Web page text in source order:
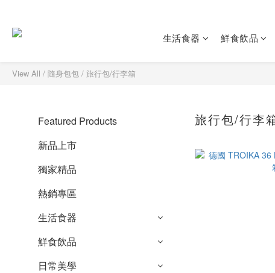
生活食器 鮮食飲品
View All / 隨身包包 / 旅行包/行李箱
Featured Products
新品上市
獨家精品
熱銷專區
生活食器
鮮食飲品
日常美學
旅行包/行李